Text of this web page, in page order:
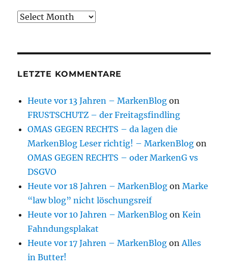
Archive
LETZTE KOMMENTARE
Heute vor 13 Jahren – MarkenBlog on
FRUSTSCHUTZ – der Freitagsfindling
OMAS GEGEN RECHTS – da lagen die
MarkenBlog Leser richtig! – MarkenBlog on
OMAS GEGEN RECHTS – oder MarkenG vs
DSGVO
Heute vor 18 Jahren – MarkenBlog onMarke
“law blog” nicht löschungsreif
Heute vor 10 Jahren – MarkenBlog onKein
Fahndungsplakat
Heute vor 17 Jahren – MarkenBlog onAlles
in Butter!